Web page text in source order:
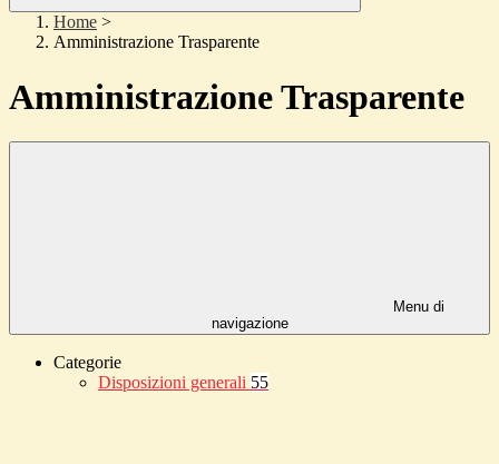
Home >
Amministrazione Trasparente
Amministrazione Trasparente
Menu di
navigazione
Categorie
Disposizioni generali 55